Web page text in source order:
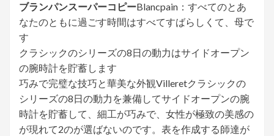
ブランパンスーパーコピーBlancpain：すべてのとあ
なたのともに過ごす時間はすべてすばらしくて、母で
す
クラシックのシリーズの8日の動力はサイドオープン
の腕時計を貯蓄します
巧みで完璧な技巧と華美な外観Villeretクラシックの
シリーズの8日の動力を兼備してサイドオープンの腕
時計を貯蓄して、細工が巧みで、女性が極致の美感の
が現れて2のが選ばないのです。表を作成する師達が